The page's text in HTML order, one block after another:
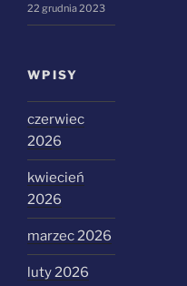
22 grudnia 2023
WPISY
czerwiec
2026
kwiecień
2026
marzec 2026
luty 2026